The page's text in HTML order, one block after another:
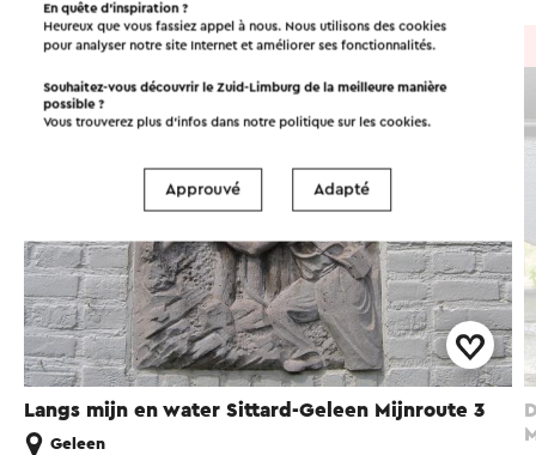
Langs mijn en water Sittard-Geleen Mijnroute 3
À vélo → 21,4 km
Geleen
En quête d’inspiration ?
Heureux que vous fassiez appel à nous. Nous utilisons des cookies
pour analyser notre site Internet et améliorer ses fonctionnalités.
Souhaitez-vous découvrir le Zuid-Limburg de la meilleure manière
possible ?
Vous trouverez plus d’infos dans notre politique sur lescookies.
Approuvé Adapté